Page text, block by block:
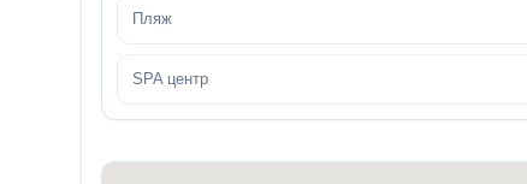
Пляж
SPA центр